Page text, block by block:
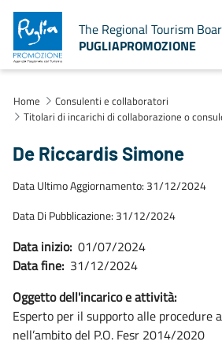
The Regional Tourism
PUGLIAPROMOZIONE
Home
Consulenti e collaboratori
Titolari di incarichi di collaborazione o
De Riccardis Simone
Data Ultimo Aggiornamento: 31/12/2024
Data Di Pubblicazione: 31/12/2024
Data inizio: 01/07/2024
Data fine: 31/12/2024
Oggetto dell'incarico e attività:
Esperto per il supporto alle procedure
nell’ambito del P.O. Fesr 2014/2020